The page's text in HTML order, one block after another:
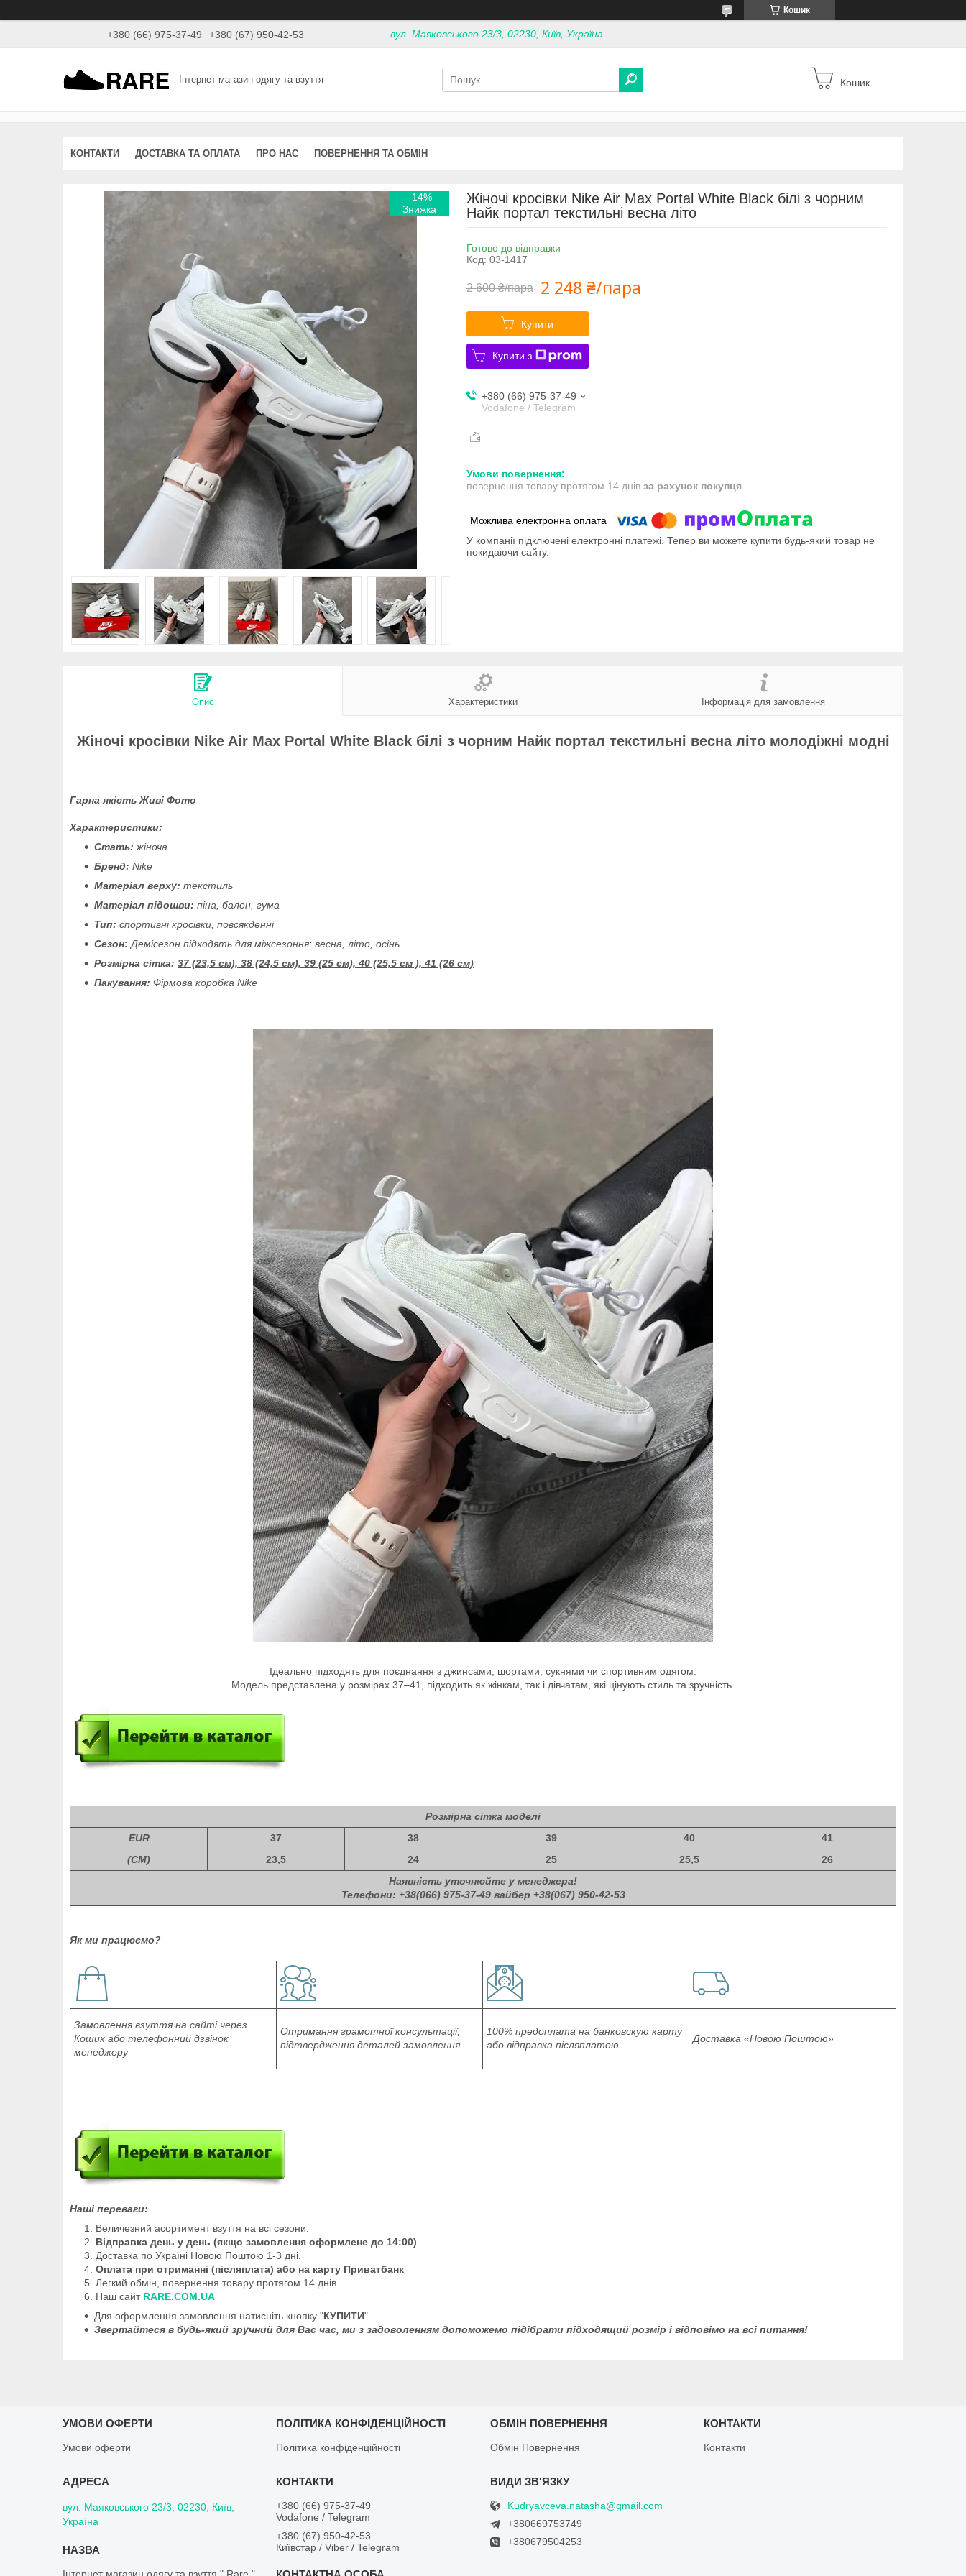
Кошик
+380 (66) 975-37-49 +380 (67) 950-42-53 вул. Маяковського 23/3, 02230, Київ, Україна
Інтернет магазин одягу та взуття Кошик
КОНТАКТИ ДОСТАВКА ТА ОПЛАТА ПРО НАС ПОВЕРНЕННЯ ТА ОБМІН
–14%
Жіночі кросівки Nike Air Max Portal White Black білі з чорним
Найк портал текстильні весна літо
Готово до відправки
Код: 03-1417
2 600 ₴/пара 2 248 ₴/пара
Купити
Купити з
+380 (66) 975-37-49
Vodafone / Telegram
повернення товару протягом 14 днів за рахунок покупця
У компанії підключені електронні платежі. Тепер ви можете купити будь-який товар не
покидаючи сайту.
Опис Характеристики Інформація для замовлення
Жіночі кросівки Nike Air Max Portal White Black білі з чорним Найк портал текстильні весна літо молодіжні модні
Гарна якість Живі Фото
Характеристики:
Стать: жіноча
Бренд: Nike
Матеріал верху: текстиль
Матеріал підошви: піна, балон, гума
Тип: спортивні кросівки, повсякденні
Сезон: Демісезон підходять для міжсезоння: весна, літо, осінь
Розмірна сітка: 37 (23,5 см), 38 (24,5 см), 39 (25 см), 40 (25,5 см ), 41 (26 см)
Пакування: Фірмова коробка Nike
Ідеально підходять для поєднання з джинсами, шортами, сукнями чи спортивним одягом.
Модель представлена у розмірах 37–41, підходить як жінкам, так і дівчатам, які цінують стиль та зручність.
Розмірна сітка моделі
EUR
37 38 39 40
41
(СМ)
23,5 24 25 25,5
26
Наявність уточнюйте у менеджера!
Телефони: +38(066) 975-37-49 вайбер +38(067) 950-42-53
Як ми працюємо?
Замовлення взуття на сайті через
Кошик або телефонний дзвінок
менеджеру
Отримання грамотної консультації,
підтвердження деталей замовлення
100% предоплата на банковскую карту
або відправка післяплатою
Доставка «Новою Поштою»
Наші переваги:
Величезний асортимент взуття на всі сезони.
Відправка день у день (якщо замовлення оформлене до 14:00)
Доставка по Україні Новою Поштою 1-3 дні.
Оплата при отриманні (післяплата) або на карту Приватбанк
Легкий обмін, повернення товару протягом 14 днів.
Наш сайт RARE.COM.UA
Для оформлення замовлення натисніть кнопку "КУПИТИ"
Звертайтеся в будь-який зручний для Вас час, ми з задоволенням допоможемо підібрати підходящий розмір і відповімо на всі питання!
УМОВИ ОФЕРТИ
Умови оферти
ПОЛІТИКА КОНФІДЕНЦІЙНОСТІ
Політика конфіденційності
ОБМІН ПОВЕРНЕННЯ
Обмін Повернення
КОНТАКТИ
Контакти
вул. Маяковського 23/3, 02230, Київ,
Україна
+380 (66) 975-37-49
Vodafone / Telegram
+380 (67) 950-42-53
Київстар / Viber / Telegram
Kudryavceva.natasha@gmail.com
+380669753749
+380679504253